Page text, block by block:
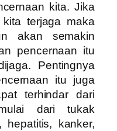
kita. Jika
terjaga maka
akan semakin
pencernaan itu
Pentingnya
itu juga
terhindar dari
dari tukak
hepatitis, kanker,